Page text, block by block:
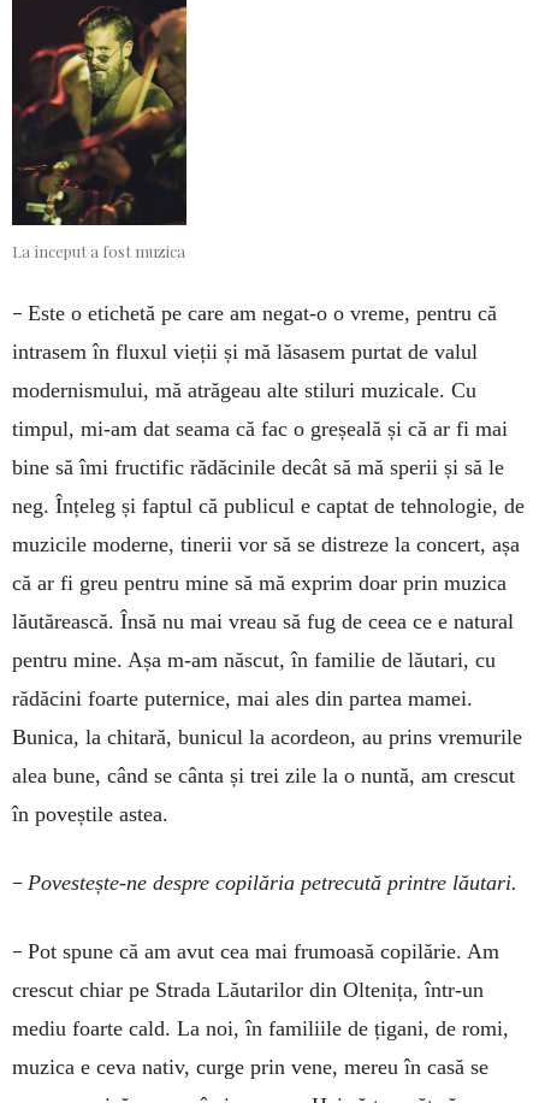
La început a fost muzica
– Este o etichetă pe care am negat-o o vreme, pentru că
intrasem în fluxul vieții și mă lăsasem purtat de valul
modernismului, mă atrăgeau alte stiluri muzicale. Cu
timpul, mi-am dat seama că fac o greșeală și că ar fi mai
bine să îmi fructific rădăcinile decât să mă sperii și să le
neg. Înțeleg și faptul că publicul e captat de tehnologie, de
muzicile moderne, tinerii vor să se distreze la concert, așa
că ar fi greu pentru mine să mă exprim doar prin muzica
lăutărească. Însă nu mai vreau să fug de ceea ce e natural
pentru mine. Așa m-am născut, în familie de lăutari, cu
rădăcini foarte puternice, mai ales din partea mamei.
Bunica, la chitară, bunicul la acordeon, au prins vremurile
alea bune, când se cânta și trei zile la o nuntă, am crescut
în poveștile astea.
– Povestește-ne despre copilăria petrecută printre lăutari.
– Pot spune că am avut cea mai frumoasă copilărie. Am
crescut chiar pe Strada Lăutarilor din Oltenița, într-un
mediu foarte cald. La noi, în familiile de țigani, de romi,
muzica e ceva nativ, curge prin vene, mereu în casă se